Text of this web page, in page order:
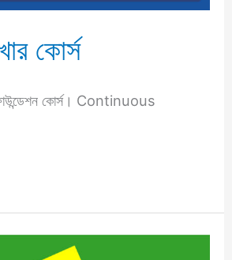
কোর্স
কোর্স। Continuous